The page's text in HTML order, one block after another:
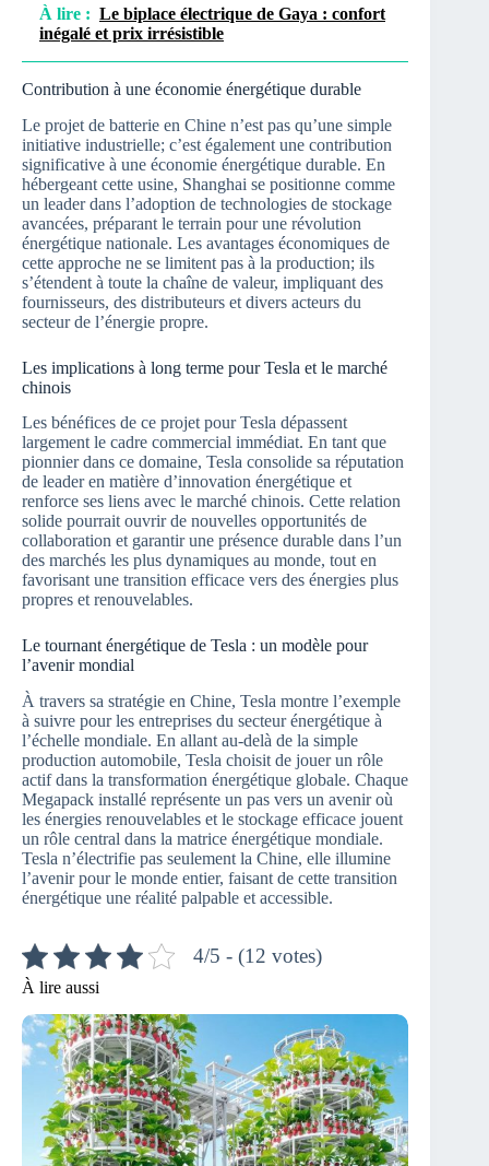
À lire : Le biplace électrique de Gaya : confort
inégalé et prix irrésistible
Contribution à une économie énergétique durable
Le projet de batterie en Chine n’est pas qu’une simple
initiative industrielle; c’est également une contribution
significative à une économie énergétique durable. En
hébergeant cette usine, Shanghai se positionne comme
un leader dans l’adoption de technologies de stockage
avancées, préparant le terrain pour une révolution
énergétique nationale. Les avantages économiques de
cette approche ne se limitent pas à la production; ils
s’étendent à toute la chaîne de valeur, impliquant des
fournisseurs, des distributeurs et divers acteurs du
secteur de l’énergie propre.
Les implications à long terme pour Tesla et le marché
chinois
Les bénéfices de ce projet pour Tesla dépassent
largement le cadre commercial immédiat. En tant que
pionnier dans ce domaine, Tesla consolide sa réputation
de leader en matière d’innovation énergétique et
renforce ses liens avec le marché chinois. Cette relation
solide pourrait ouvrir de nouvelles opportunités de
collaboration et garantir une présence durable dans l’un
des marchés les plus dynamiques au monde, tout en
favorisant une transition efficace vers des énergies plus
propres et renouvelables.
Le tournant énergétique de Tesla : un modèle pour
l’avenir mondial
À travers sa stratégie en Chine, Tesla montre l’exemple
à suivre pour les entreprises du secteur énergétique à
l’échelle mondiale. En allant au-delà de la simple
production automobile, Tesla choisit de jouer un rôle
actif dans la transformation énergétique globale. Chaque
Megapack installé représente un pas vers un avenir où
les énergies renouvelables et le stockage efficace jouent
un rôle central dans la matrice énergétique mondiale.
Tesla n’électrifie pas seulement la Chine, elle illumine
l’avenir pour le monde entier, faisant de cette transition
énergétique une réalité palpable et accessible.
4/5 - (12 votes)
À lire aussi